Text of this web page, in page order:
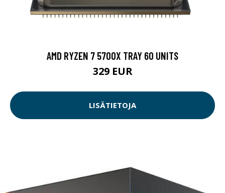
AMD RYZEN 7 5700X TRAY 60 UNITS
329 EUR
LISÄTIETOJA